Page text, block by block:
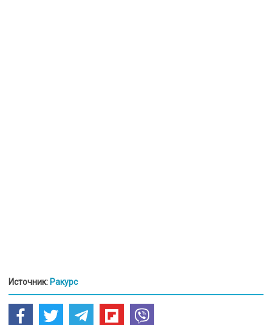
Источник: Ракурс